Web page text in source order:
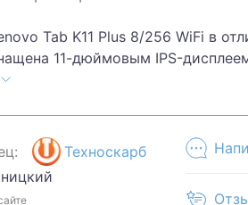
Tab K11 Plus 8/256 WiFi в
11-дюймовым IPS-
обновления 90 Гц, что
памяти (расширяемой
Устройство почти новое,
пикселей. Цвет корпуса —
устройство, кабель,
Техноскарб